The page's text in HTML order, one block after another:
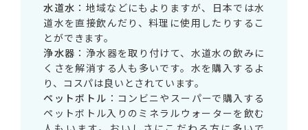
水道水 ：地域などにもよりますが、日本では水
道水を直接飲んだり、料理に使用したりするこ
とができます。
浄水器 ：浄水器を取り付けて、水道水の飲みに
くさを解消する人も多いです。水を購入するよ
り、コスパは良いとされています。
ペットボトル ：コンビニやスーパーで購入する
ペットボトル入りのミネラルウォーターを飲む